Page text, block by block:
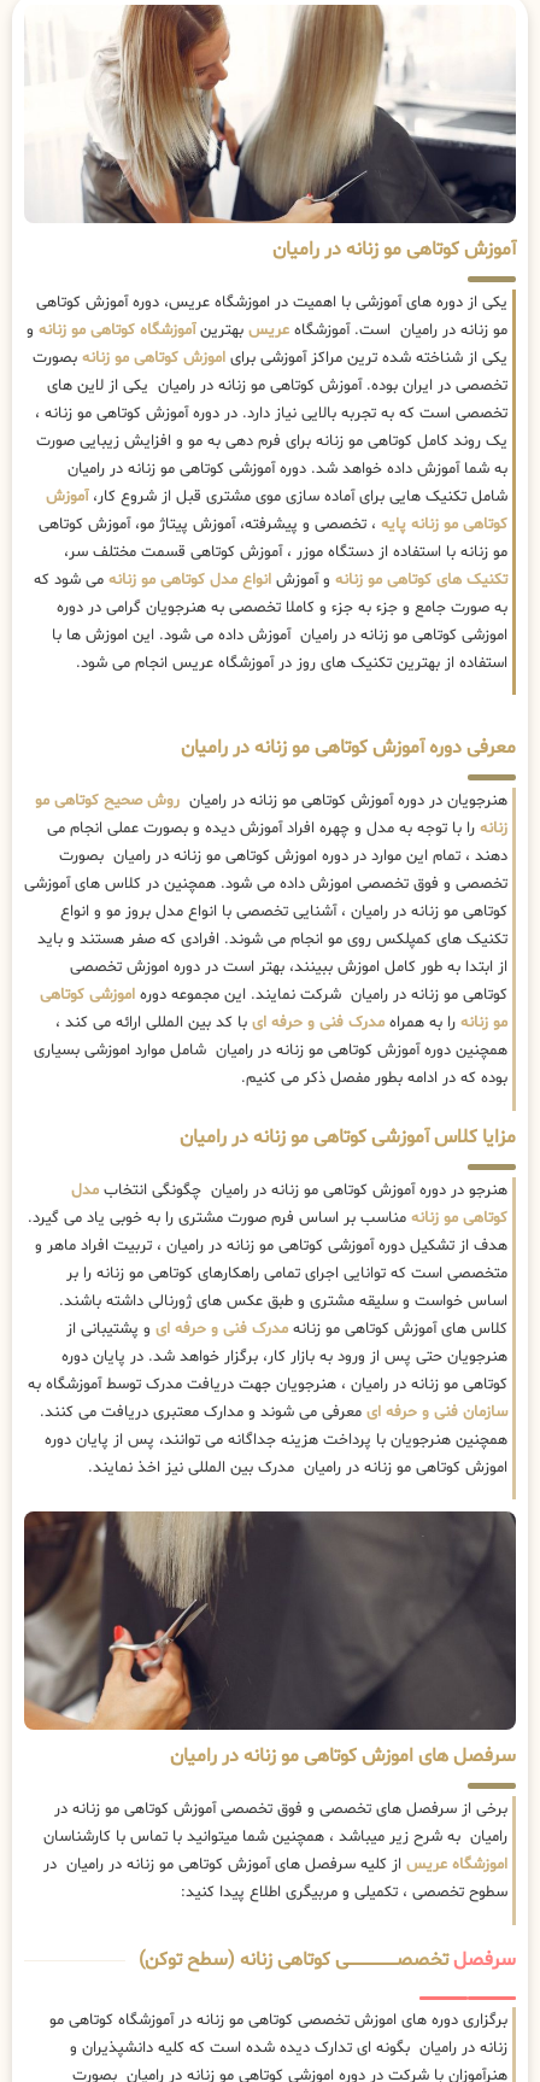
آموزش کوتاهی مو زنانه در رامیان
یکی از دوره های آموزشی با اهمیت در اموزشگاه عریس، دوره آموزش کوتاهی
مو زنانه در رامیان است. آموزشگاه عریس بهترینآموزشگاه کوتاهی مو زنانه و
یکی از شناخته شده ترین مراکز آموزشی برای اموزش کوتاهی مو زنانه بصورت
تخصصی در ایران بوده. آموزش کوتاهی مو زنانه در رامیان یکی از لاین های
تخصصی است که به تجربه بالایی نیاز دارد. در دوره آموزش کوتاهی مو زنانه ،
یک روند کامل کوتاهی مو زنانه برای فرم دهی به مو و افزایش زیبایی صورت
به شما آموزش داده خواهد شد. دوره آموزشی کوتاهی مو زنانه در رامیان
شامل تکنیک هایی برای آماده سازی موی مشتری قبل از شروع کار،آموزش
کوتاهی مو زنانه پایه ، تخصصی و پیشرفته، آموزش پیتاژ مو، آموزش کوتاهی
مو زنانه با استفاده از دستگاه موزر ، آموزش کوتاهی قسمت مختلف سر،
تکنیک های کوتاهی مو زنانه و آموزش انواع مدل کوتاهی مو زنانه می شود که
به صورت جامع و جزء به جزء و کاملا تخصصی به هنرجویان گرامی در دوره
اموزشی کوتاهی مو زنانه در رامیان آموزش داده می شود. این اموزش ها با
استفاده از بهترین تکنیک های روز در آموزشگاه عریس انجام می شود.
معرفی دوره آموزش کوتاهی مو زنانه در رامیان
هنرجویان در دوره آموزش کوتاهی مو زنانه در رامیان روش صحیح کوتاهی مو
زنانه را با توجه به مدل و چهره افراد آموزش دیده و بصورت عملی انجام می
دهند ، تمام این موارد در دوره اموزش کوتاهی مو زنانه در رامیان بصورت
تخصصی و فوق تخصصی اموزش داده می شود. همچنین در کلاس های آموزشی
کوتاهی مو زنانه در رامیان ، آشنایی تخصصی با انواع مدل بروز مو و انواع
تکنیک های کمپلکس روی مو انجام می شوند. افرادی که صفر هستند و باید
از ابتدا به طور کامل اموزش ببینند، بهتر است در دوره اموزش تخصصی
کوتاهی مو زنانه در رامیان شرکت نمایند. این مجموعه دوره اموزشی کوتاهی
مو زنانه را به همراه مدرک فنی و حرفه ای با کد بین المللی ارائه می کند ،
همچنین دوره آموزش کوتاهی مو زنانه در رامیان شامل موارد اموزشی بسیاری
بوده که در ادامه بطور مفصل ذکر می کنیم.
مزایا کلاس آموزشی کوتاهی مو زنانه در رامیان
هنرجو در دوره آموزش کوتاهی مو زنانه در رامیان چگونگی انتخاب مدل
کوتاهی مو زنانه مناسب بر اساس فرم صورت مشتری را به خوبی یاد می گیرد.
هدف از تشکیل دوره آموزشی کوتاهی مو زنانه در رامیان ، تربیت افراد ماهر و
متخصصی است که توانایی اجرای تمامی راهکارهای کوتاهی مو زنانه را بر
اساس خواست و سلیقه مشتری و طبق عکس های ژورنالی داشته باشند.
کلاس های آموزش کوتاهی مو زنانه مدرک فنی و حرفه ای و پشتیبانی از
هنرجویان حتی پس از ورود به بازار کار، برگزار خواهد شد. در پایان دوره
کوتاهی مو زنانه در رامیان ، هنرجویان جهت دریافت مدرک توسط آموزشگاه به
سازمان فنی و حرفه ای معرفی می شوند و مدارک معتبری دریافت می کنند.
همچنین هنرجویان با پرداخت هزینه جداگانه می توانند، پس از پایان دوره
اموزش کوتاهی مو زنانه در رامیان مدرک بین المللی نیز اخذ نمایند.
سرفصل های اموزش کوتاهی مو زنانه در رامیان
برخی از سرفصل های تخصصی و فوق تخصصی آموزش کوتاهی مو زنانه در
رامیان به شرح زیر میباشد ، همچنین شما میتوانید با تماس با کارشناسان
اموزشگاه عریس از کلیه سرفصل های آموزش کوتاهی مو زنانه در رامیان در
سطوح تخصصی ، تکمیلی و مربیگری اطلاع پیدا کنید:
سرفصلتخصصــــــــــــــــــــی کوتاهی زنانه (سطح توکن)
برگزاری دوره های اموزش تخصصی کوتاهی مو زنانه در آموزشگاه کوتاهی مو
زنانه در رامیان بگونه ای تدارک دیده شده است که کلیه دانشپذیران و
هنرآموزان با شرکت در دوره اموزشی کوتاهی مو زنانه در رامیان بصورت